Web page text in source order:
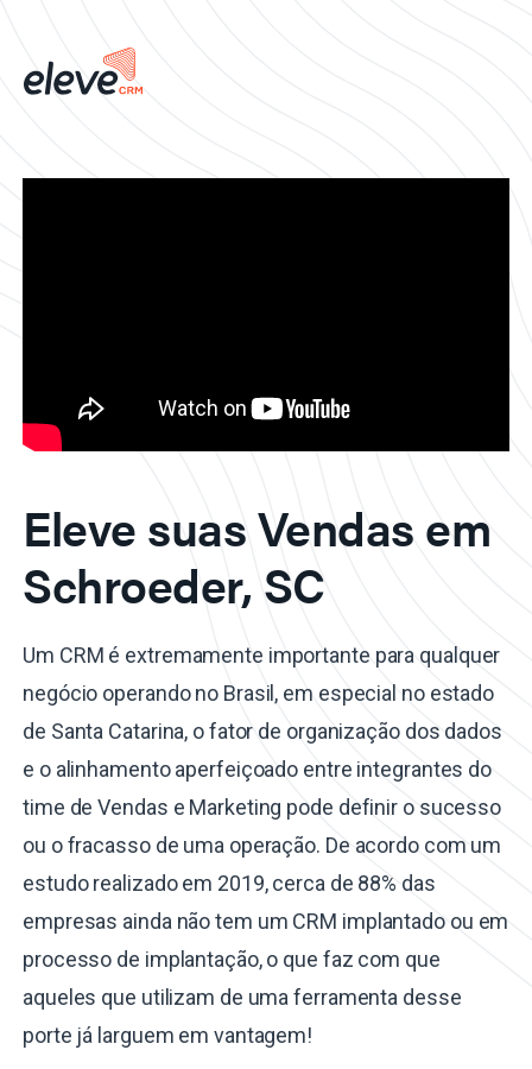
Eleve suas Vendas em
Schroeder, SC
Um CRM é extremamente importante para qualquer
negócio operando no Brasil, em especial no estado
de Santa Catarina, o fator de organização dos dados
e o alinhamento aperfeiçoado entre integrantes do
time de Vendas e Marketing pode definir o sucesso
ou o fracasso de uma operação. De acordo com um
estudo realizado em 2019, cerca de 88% das
empresas ainda não tem um CRM implantado ou em
processo de implantação, o que faz com que
aqueles que utilizam de uma ferramenta desse
porte já larguem em vantagem!